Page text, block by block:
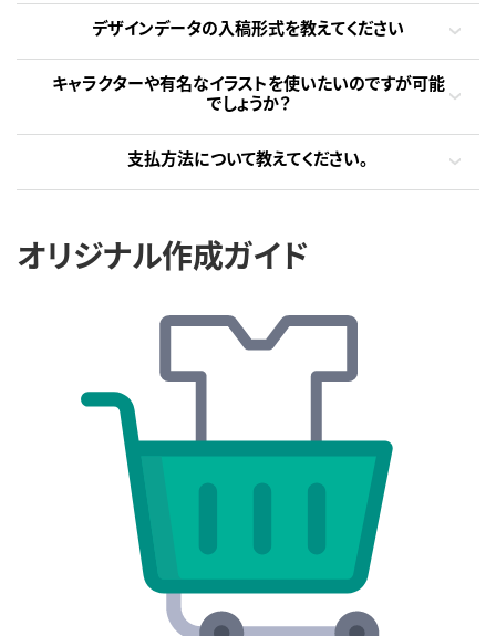
デザインデータの入稿形式を教えてください
キャラクターや有名なイラストを使いたいのですが可能
でしょうか？
支払方法について教えてください。
オリジナル作成ガイド